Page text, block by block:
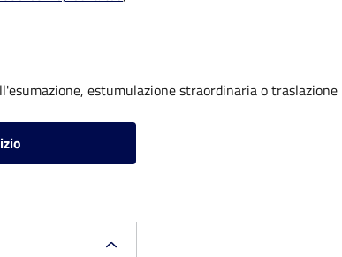
estumulazione straordinaria o traslazione